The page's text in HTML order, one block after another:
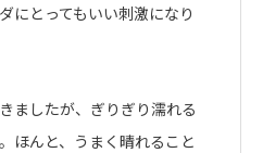
にとってもいい刺激になり
ましたが、ぎりぎり濡れる
ほんと、うまく晴れること